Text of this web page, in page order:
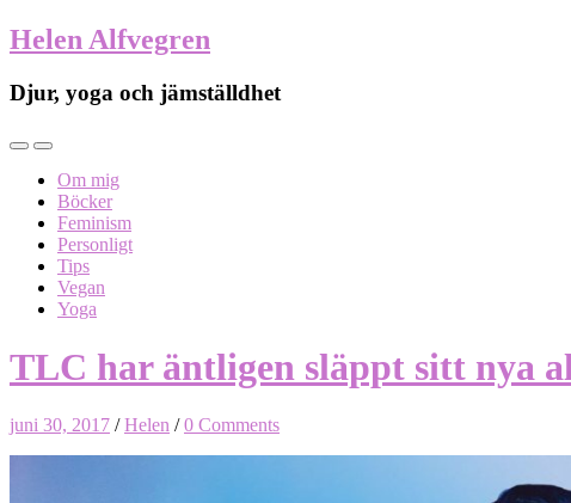
Helen Alfvegren
Djur, yoga och jämställdhet
Om mig
Böcker
Feminism
Personligt
Tips
Vegan
Yoga
TLC har äntligen släppt sitt nya
juni 30, 2017 /Helen /0 Comments